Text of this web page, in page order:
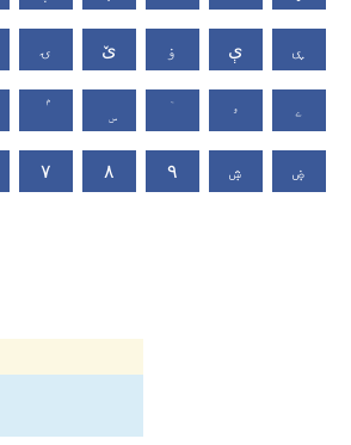
ۍ ێ ۏ ې ۑ
ۤ ۥ ۦ
۷ ۸ ۹ ۺ ۻ